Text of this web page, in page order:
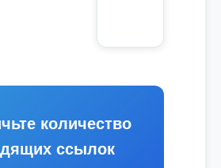
количество
ссылок